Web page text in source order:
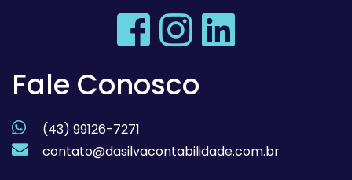
Fale Conosco
(43) 99126-7271
contato@dasilvacontabilidade.com.br